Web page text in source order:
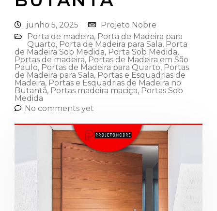
junho 5, 2025
Projeto Nobre
Porta de madeira, Porta de Madeira para
Quarto, Porta de Madeira para Sala, Porta
de Madeira Sob Medida, Porta Sob Medida,
Portas de madeira, Portas de Madeira em São
Paulo, Portas de Madeira para Quarto, Portas
de Madeira para Sala, Portas e Esquadrias de
Madeira, Portas e Esquadrias de Madeira no
Butantã, Portas madeira maciça, Portas Sob
Medida
No comments yet